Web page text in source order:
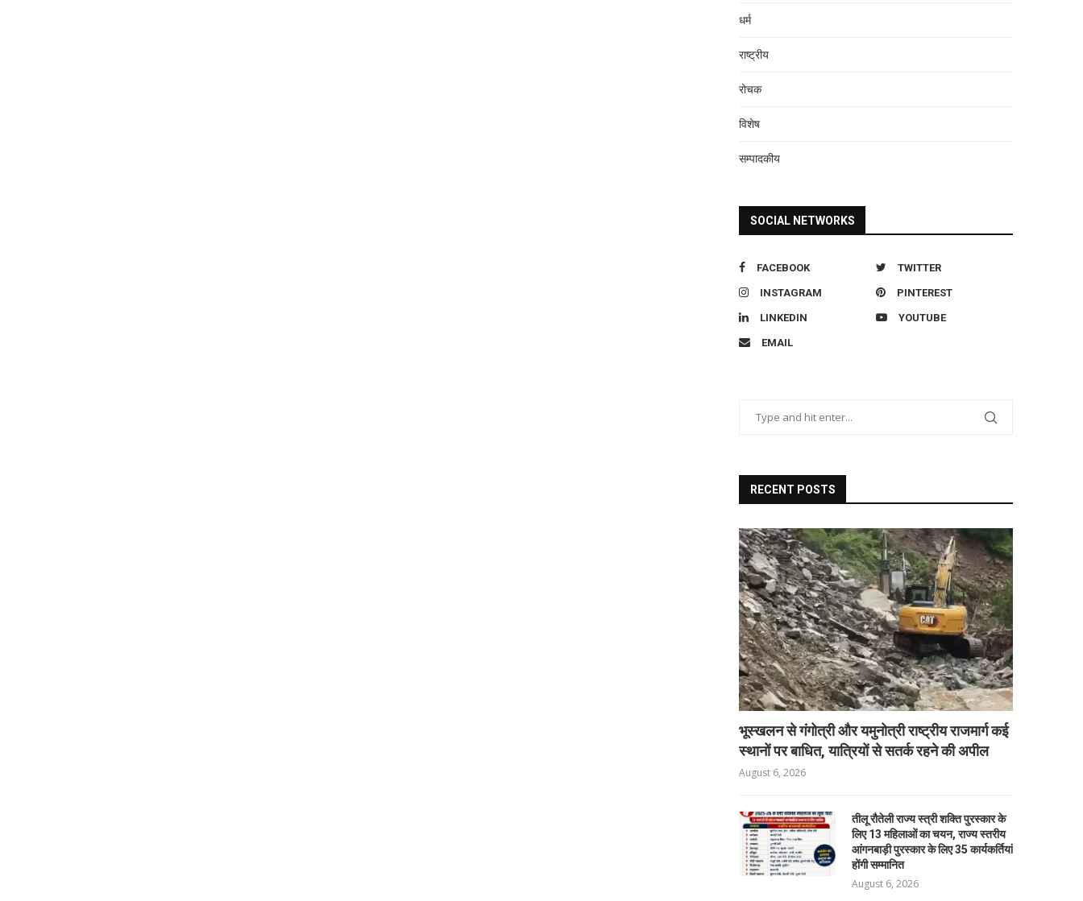
धर्म
राष्ट्रीय
रोचक
विशेष
सम्पादकीय
SOCIAL NETWORKS
FACEBOOK TWITTER
INSTAGRAM PINTEREST
LINKEDIN YOUTUBE
EMAIL
RECENT POSTS
भूस्खलन से गंगोत्री और यमुनोत्री राष्ट्रीय राजमार्ग कई
स्थानों पर बाधित, यात्रियों से सतर्क रहने की अपील
August 6, 2026
तीलू रौतेली राज्य स्त्री शक्ति पुरस्कार के
लिए 13 महिलाओं का चयन, राज्य स्तरीय
आंगनबाड़ी पुरस्कार के लिए 35 कार्यकर्तियां
होंगी सम्मानित
August 6, 2026